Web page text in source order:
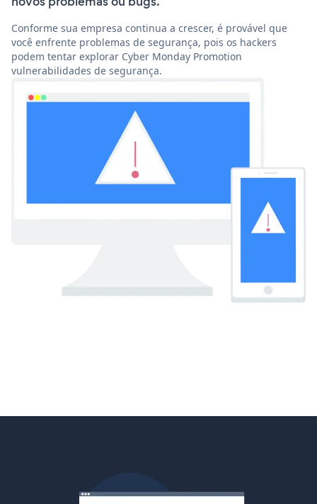
Conforme sua empresa continua a crescer, é provável que
você enfrente problemas de segurança, pois os hackers
podem tentar explorar Cyber Monday Promotion
vulnerabilidades de segurança.